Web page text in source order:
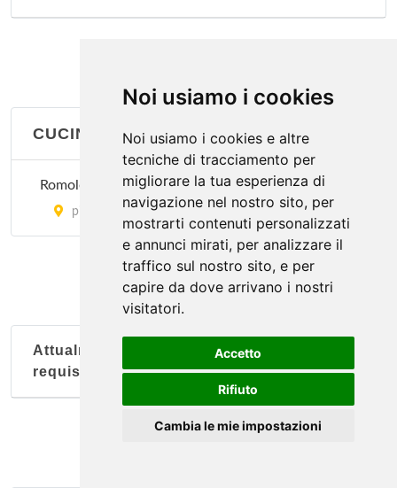
Noi usiamo i cookies
Noi usiamo i cookies e altre
tecniche di tracciamento per
migliorare la tua esperienza di
navigazione nel nostro sito, per
mostrarti contenuti personalizzati
e annunci mirati, per analizzare il
traffico sul nostro sito, e per
capire da dove arrivano i nostri
visitatori.
Accetto
Rifiuto
Cambia le mie impostazioni
CUCINA LAZIALE
Romoletto
piazza della Repubblica 6, Torino
Attualmente nessun soggetto con questi
requisiti